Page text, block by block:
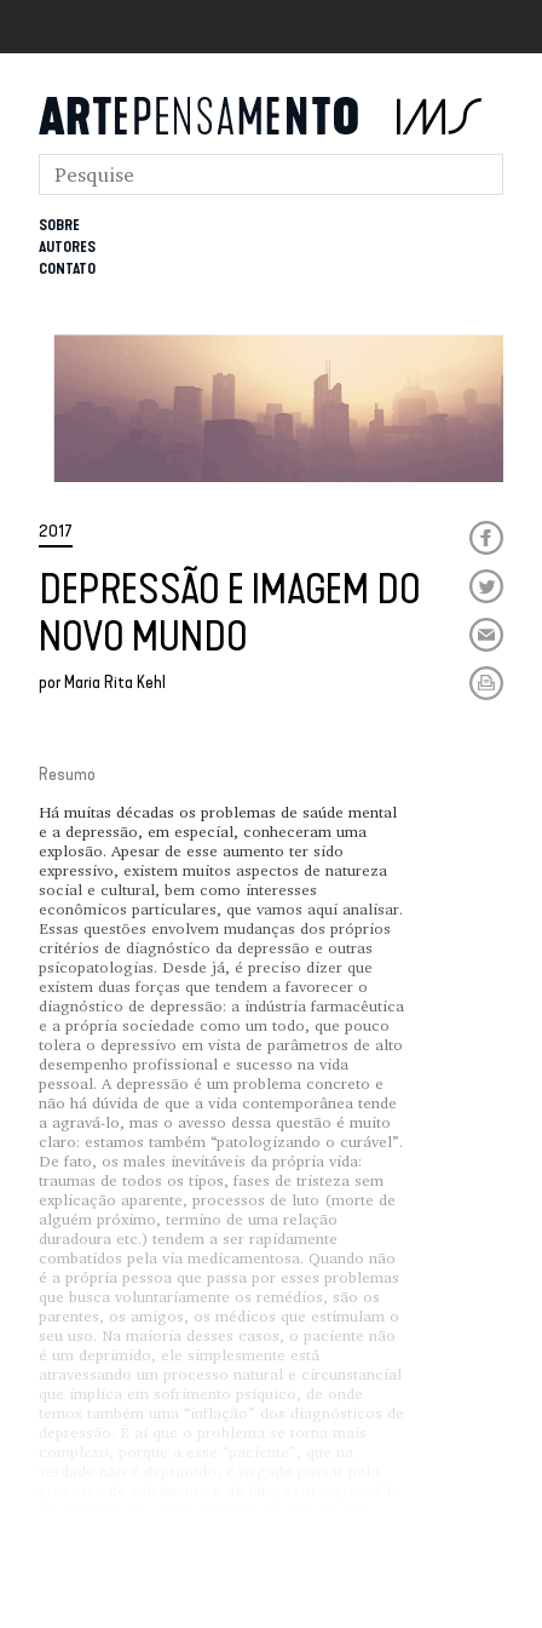
SOBRE
AUTORES
CONTATO
2017
DEPRESSÃO E IMAGEM DO
NOVO MUNDO
porMaria Rita Kehl
Resumo
Há muitas décadas os problemas de saúde mental
e a depressão, em especial, conheceram uma
explosão. Apesar de esse aumento ter sido
expressivo, existem muitos aspectos de natureza
social e cultural, bem como interesses
econômicos particulares, que vamos aqui analisar.
Essas questões envolvem mudanças dos próprios
critérios de diagnóstico da depressão e outras
psicopatologias. Desde já, é preciso dizer que
existem duas forças que tendem a favorecer o
diagnóstico de depressão: a indústria farmacêutica
e a própria sociedade como um todo, que pouco
tolera o depressivo em vista de parâmetros de alto
desempenho profissional e sucesso na vida
pessoal. A depressão é um problema concreto e
não há dúvida de que a vida contemporânea tende
a agravá-lo, mas o avesso dessa questão é muito
claro: estamos também “patologizando o curável”.
De fato, os males inevitáveis da própria vida:
traumas de todos os tipos, fases de tristeza sem
explicação aparente, processos de luto (morte de
alguém próximo, termino de uma relação
duradoura etc.) tendem a ser rapidamente
combatidos pela via medicamentosa. Quando não
é a própria pessoa que passa por esses problemas
que busca voluntariamente os remédios, são os
parentes, os amigos, os médicos que estimulam o
seu uso. Na maioria desses casos, o paciente não
é um deprimido, ele simplesmente está
atravessando um processo natural e circunstancial
que implica em sofrimento psíquico, de onde
temos também uma “inflação” dos diagnósticos de
depressão. É aí que o problema se torna mais